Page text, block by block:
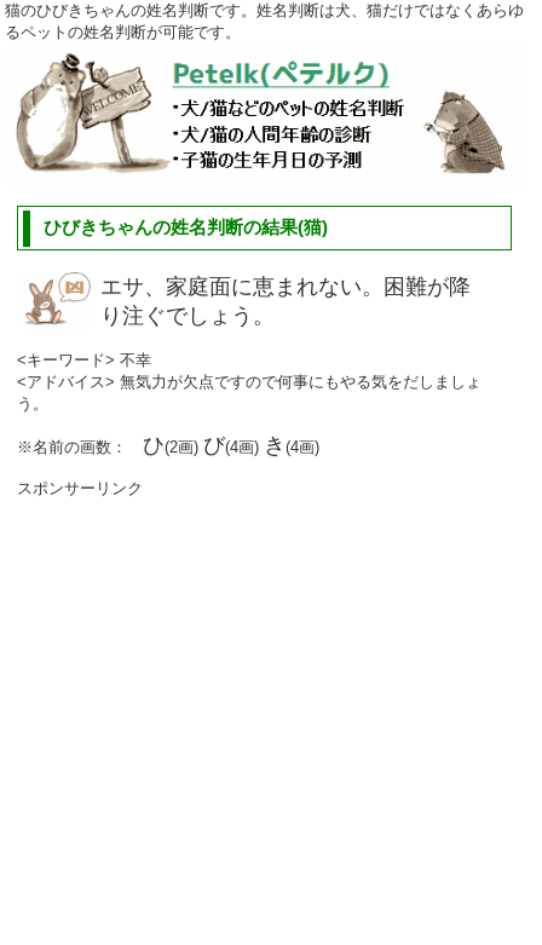
猫のひびきちゃんの姓名判断です。姓名判断は犬、猫だけではなくあらゆ
るペットの姓名判断が可能です。
ひびきちゃんの姓名判断の結果(猫)
エサ、家庭面に恵まれない。困難が降
り注ぐでしょう。
<キーワード> 不幸
<アドバイス> 無気力が欠点ですので何事にもやる気をだしましょ
う。
※名前の画数： ひ(2画) び(4画) き(4画)
スポンサーリンク